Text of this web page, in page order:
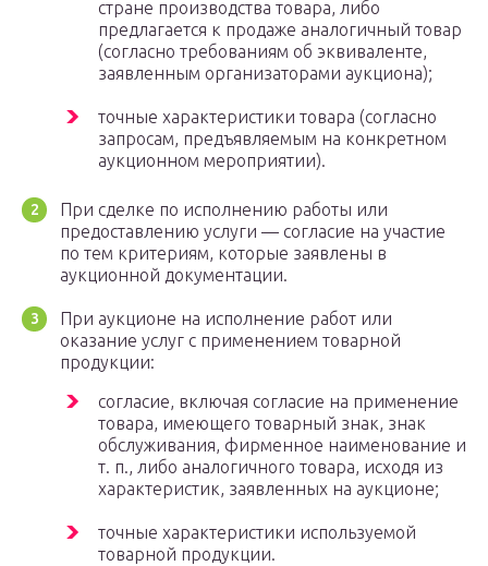
стране производства товара, либо
предлагается к продаже аналогичный товар
(согласно требованиям об эквиваленте,
заявленным организаторами аукциона);
точные характеристики товара (согласно
запросам, предъявляемым на конкретном
аукционном мероприятии).
При сделке по исполнению работы или
предоставлению услуги — согласие на участие
по тем критериям, которые заявлены в
аукционной документации.
При аукционе на исполнение работ или
оказание услуг с применением товарной
продукции:
согласие, включая согласие на применение
товара, имеющего товарный знак, знак
обслуживания, фирменное наименование и
т. п., либо аналогичного товара, исходя из
характеристик, заявленных на аукционе;
точные характеристики используемой
товарной продукции.